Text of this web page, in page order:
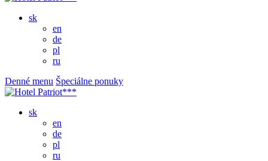
sk
en
de
pl
ru
Denné menu Špeciálne ponuky
sk
en
de
pl
ru